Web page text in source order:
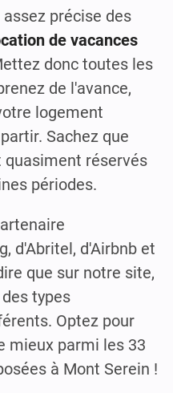
précise des
de vacances
donc toutes les
de l'avance,
logement
Sachez que
quasiment réservés
périodes.
d'Abritel, d'Airbnb et
que sur notre site,
types
Optez pour
mieux parmi les 33
à Mont Serein !